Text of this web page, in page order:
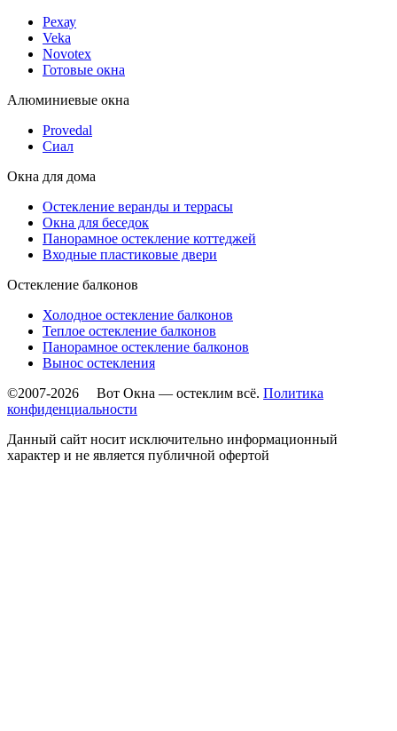
Рехау
Veka
Novotex
Готовые окна
Алюминиевые окна
Provedal
Сиал
Окна для дома
Остекление веранды и террасы
Окна для беседок
Панорамное остекление коттеджей
Входные пластиковые двери
Остекление балконов
Холодное остекление балконов
Теплое остекление балконов
Панорамное остекление балконов
Вынос остекления
©2007-2026 Вот Окна — остеклим всё. Политика
конфиденциальности
Данный сайт носит исключительно информационный
характер и не является публичной офертой